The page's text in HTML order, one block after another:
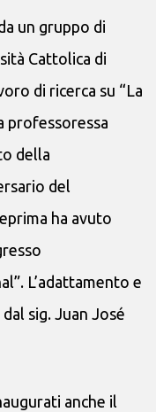
un gruppo di
Cattolica di
di ricerca su “La
professoressa
della
del
ha avuto
L’adattamento e
sig. Juan José
anche il